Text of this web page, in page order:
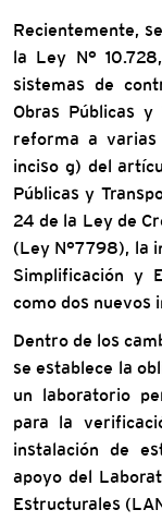
Recientemente,
la Ley N°
sistemas de
Obras Públicas
reforma a
inciso g) del
Públicas y
24 de la Ley de
(Ley N°7798), la
Simplificación y
como dos nuevos
Dentro de los
se establece la
un laboratorio
para la
instalación de
apoyo del
Estructurales